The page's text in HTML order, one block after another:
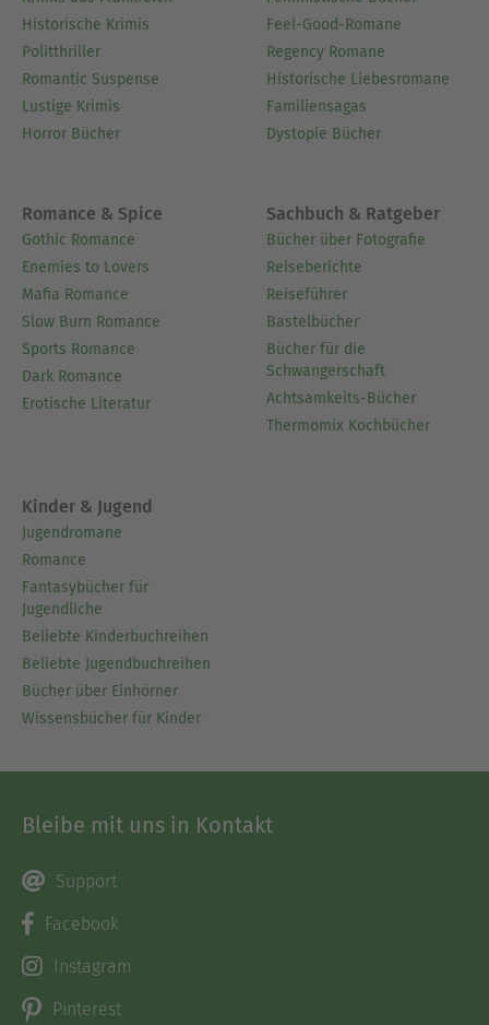
Historische Krimis
Politthriller
Romantic Suspense
Lustige Krimis
Horror Bücher
Feel-Good-Romane
Regency Romane
Historische Liebesromane
Familiensagas
Dystopie Bücher
Romance & Spice
Gothic Romance
Enemies to Lovers
Mafia Romance
Slow Burn Romance
Sports Romance
Dark Romance
Erotische Literatur
Sachbuch & Ratgeber
Bücher über Fotografie
Reiseberichte
Reiseführer
Bastelbücher
Bücher für die
Schwangerschaft
Achtsamkeits-Bücher
Thermomix Kochbücher
Kinder & Jugend
Jugendromane
Romance
Fantasybücher für
Jugendliche
Beliebte Kinderbuchreihen
Beliebte Jugendbuchreihen
Bücher über Einhörner
Wissensbücher für Kinder
Bleibe mit uns in Kontakt
Support
Facebook
Instagram
Pinterest